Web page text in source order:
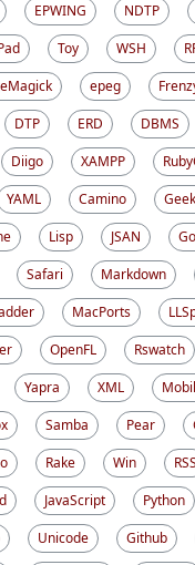
EPWING NDTP
Toy WSH
epeg
DTP ERD DBMS
Diigo XAMPP
YAML Camino
Lisp JSAN
Safari Markdown
MacPorts
OpenFL Rswatch
Yapra XML
Samba Pear
Rake Win RSS
JavaScript Python
Unicode Github